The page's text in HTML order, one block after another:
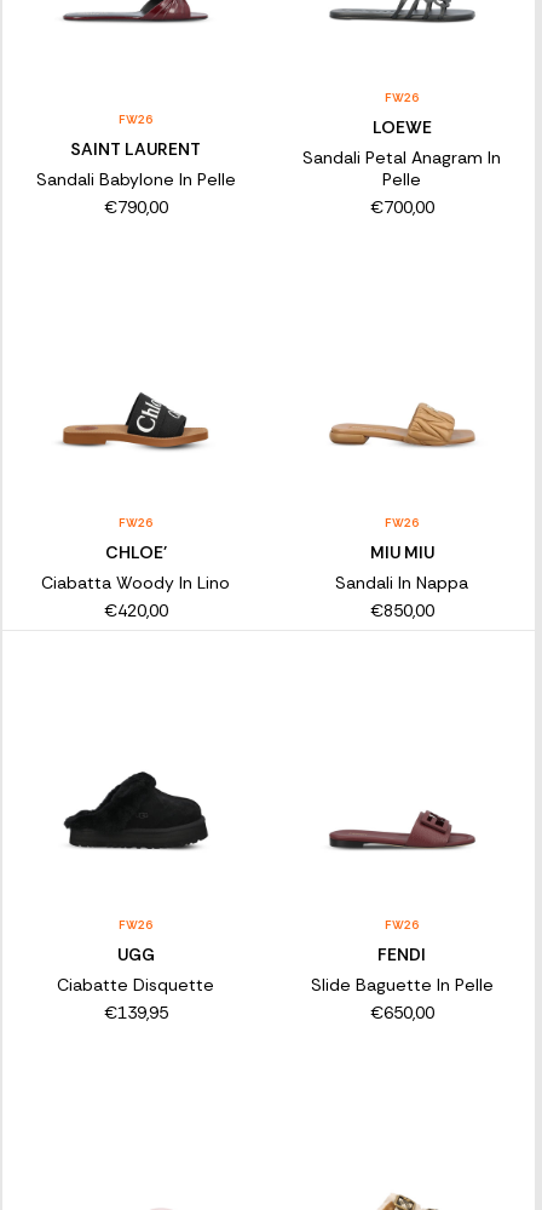
FW26
SAINT LAURENT
Sandali Babylone In Pelle
€790,00
FW26
LOEWE
Sandali Petal Anagram In
Pelle
€700,00
FW26
CHLOE'
Ciabatta Woody In Lino
€420,00
FW26
MIU MIU
Sandali In Nappa
€850,00
FW26
UGG
Ciabatte Disquette
€139,95
FW26
FENDI
Slide Baguette In Pelle
€650,00